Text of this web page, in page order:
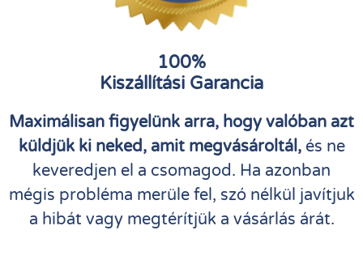
100%
Kiszállítási Garancia
Maximálisan figyelünk arra, hogy valóban azt
küldjük ki neked, amit megvásároltál, és ne
keveredjen el a csomagod. Ha azonban
mégis probléma merüle fel, szó nélkül javítjuk
a hibát vagy megtérítjük a vásárlás árát.